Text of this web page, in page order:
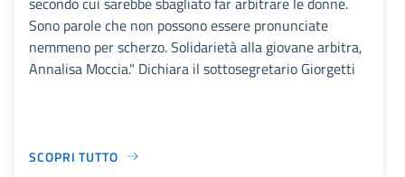
Sono parole che non possono essere pronunciate
nemmeno per scherzo. Solidarietà alla giovane arbitra,
Annalisa Moccia." Dichiara il sottosegretario Giorgetti
SCOPRI TUTTO